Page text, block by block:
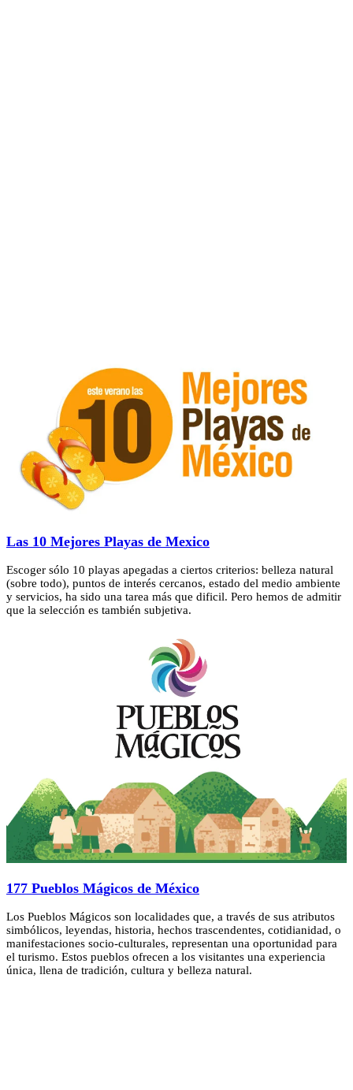
Las 10 Mejores Playas de Mexico
Escoger sólo 10 playas apegadas a ciertos criterios: belleza natural
(sobre todo), puntos de interés cercanos, estado del medio ambiente
y servicios, ha sido una tarea más que dificil. Pero hemos de admitir
que la selección es también subjetiva.
177 Pueblos Mágicos de México
Los Pueblos Mágicos son localidades que, a través de sus atributos
simbólicos, leyendas, historia, hechos trascendentes, cotidianidad, o
manifestaciones socio-culturales, representan una oportunidad para
el turismo. Estos pueblos ofrecen a los visitantes una experiencia
única, llena de tradición, cultura y belleza natural.